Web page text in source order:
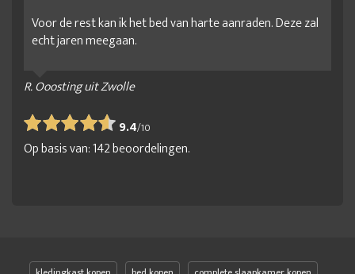
Voor de rest kan ik het bed van harte aanraden. Deze zal
echt jaren meegaan.
R. Ooosting uit Zwolle
9.4/10
Op basis van:142beoordelingen.